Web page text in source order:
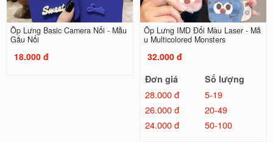
Ốp Lưng Basic Camera Nổi - Mẫu
Gấu Nổi
18.000 đ
Ốp Lưng IMD Đổi Màu Laser - Mẫ
u Multicolored Monsters
32.000 đ
Đơn giá
Số lượng
28.000 đ
5-19
26.000 đ
20-49
24.000 đ
50-100